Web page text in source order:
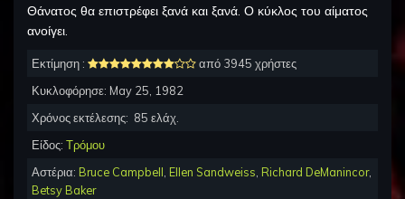
Θάνατος θα επιστρέφει ξανά και ξανά. Ο κύκλος του αίματος
ανοίγει.
Εκτίμηση :
από 3945 χρήστες
Κυκλοφόρησε: May 25, 1982
Χρόνος εκτέλεσης: 85 ελάχ.
Είδος: Τρόμου
Αστέρια: Bruce Campbell Ellen Sandweiss Richard DeManincor,
Betsy Baker